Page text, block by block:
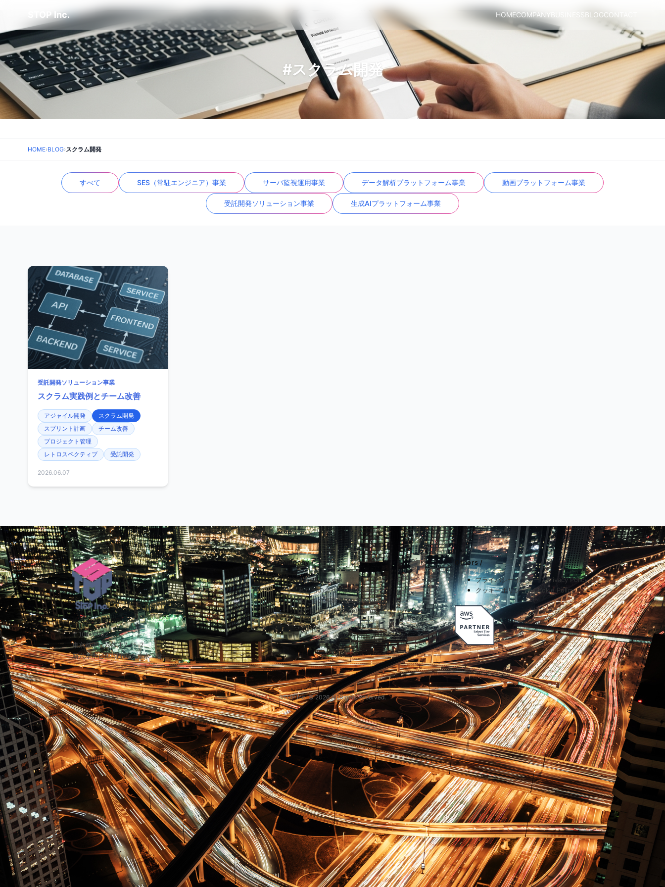
STOP Inc. HOMECOMPANY BUSINESSBLOGCONTACT
#スクラム開発
HOME›BLOG›スクラム開発
すべて SES（常駐エンジニア）事業 サーバ監視運用事業 データ解析プラットフォーム事業 動画プラットフォーム事業
受託開発ソリューション事業 生成AIプラットフォーム事業
受託開発ソリューション事業
スクラム実践例とチーム改善
アジャイル開発
スクラム開発
スプリント計画
チーム改善
プロジェクト管理
レトロスペクティブ
受託開発
2026.06.07
株式会社 STOP
〒106-0032
東京都港区六本木7-15-7
新六本木ビル SENQ六本木 7階
Company /
ホーム / Home
私たちの会社 / Our Company
私たちの事業 / Our Business
お問い合わせ / Contact us
Others /
プライバシーポリシー / Privacy Policy
クッキーポリシー / Cookie Policy
STOP Inc. © 2026 All Rights Reserved.